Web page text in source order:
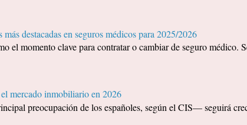
destacadas en seguros médicos para 2025/2026
el momento clave para contratar o cambiar de seguro médico.
mercado inmobiliario en 2026
preocupación de los españoles, según el CIS— seguirá